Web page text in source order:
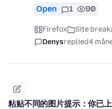
Open 1 90
Firefox Site
Denysreplied4
粘贴不同的图片提示：你已